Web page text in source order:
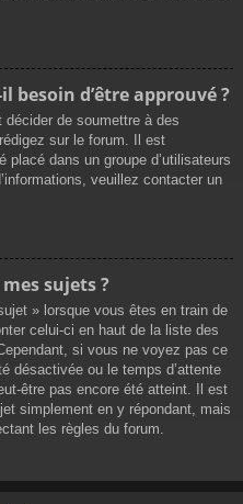
besoin d’être approuvé ?
décider de soumettre à des
sur le forum. Il est
dans un groupe d’utilisateurs
veuillez contacter un
sujets ?
» lorsque vous êtes en train de
celui-ci en haut de la liste des
si vous ne voyez pas ce
désactivée ou le temps d’attente
être pas encore été atteint. Il est
simplement en y répondant, mais
les règles du forum.